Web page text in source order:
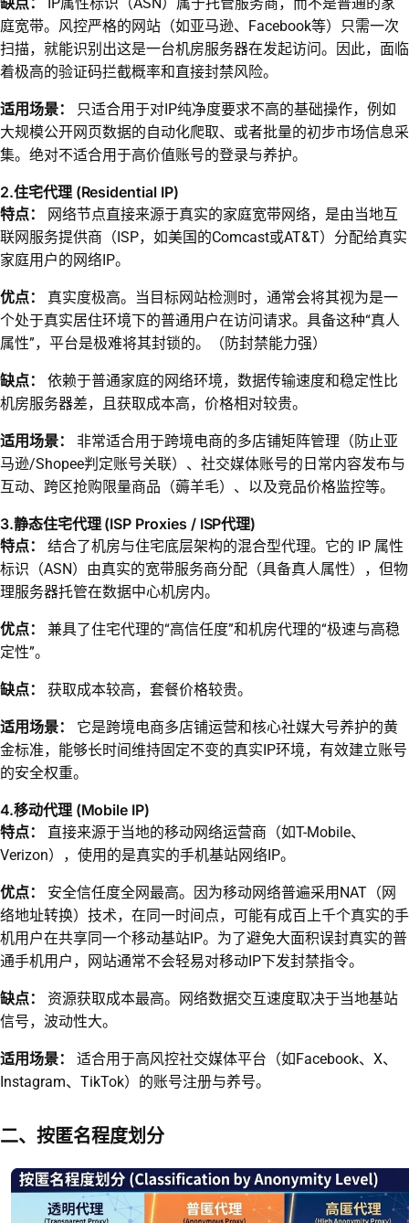
庭宽带。风控严格的网站（如亚马逊、Facebook等）只需一次
扫描，就能识别出这是一台机房服务器在发起访问。因此，面临
着极高的验证码拦截概率和直接封禁风险。
适用场景：
只适合用于对IP纯净度要求不高的基础操作，例如
大规模公开网页数据的自动化爬取、或者批量的初步市场信息采
集。绝对不适合用于高价值账号的登录与养护。
2.住宅代理 (Residential IP)
特点：
网络节点直接来源于真实的家庭宽带网络，是由当地互
联网服务提供商（ISP，如美国的Comcast或AT&T）分配给真实
家庭用户的网络IP。
优点：
真实度极高。当目标网站检测时，通常会将其视为是一
个处于真实居住环境下的普通用户在访问请求。具备这种“真人
属性”，平台是极难将其封锁的。（防封禁能力强）
缺点：
依赖于普通家庭的网络环境，数据传输速度和稳定性比
机房服务器差，且获取成本高，价格相对较贵。
适用场景：
非常适合用于跨境电商的多店铺矩阵管理（防止亚
马逊/Shopee判定账号关联）、社交媒体账号的日常内容发布与
互动、跨区抢购限量商品（薅羊毛）、以及竞品价格监控等。
3.静态住宅代理 (ISP Proxies / ISP代理)
特点：
结合了机房与住宅底层架构的混合型代理。它的 IP 属性
标识（ASN）由真实的宽带服务商分配（具备真人属性），但物
理服务器托管在数据中心机房内。
优点：
兼具了住宅代理的“高信任度”和机房代理的“极速与高稳
定性”。
缺点： 获取成本较高，套餐价格较贵。
适用场景：
它是跨境电商多店铺运营和核心社媒大号养护的黄
金标准，能够长时间维持固定不变的真实IP环境，有效建立账号
的安全权重。
4.移动代理 (Mobile IP)
特点：
直接来源于当地的移动网络运营商（如T-Mobile、
Verizon），使用的是真实的手机基站网络IP。
优点：
安全信任度全网最高。因为移动网络普遍采用NAT（网
络地址转换）技术，在同一时间点，可能有成百上千个真实的手
机用户在共享同一个移动基站IP。为了避免大面积误封真实的普
通手机用户，网站通常不会轻易对移动IP下发封禁指令。
缺点：
资源获取成本最高。网络数据交互速度取决于当地基站
信号，波动性大。
适用场景：
适合用于高风控社交媒体平台（如Facebook、X、
Instagram、TikTok）的账号注册与养号。
二、按匿名程度划分